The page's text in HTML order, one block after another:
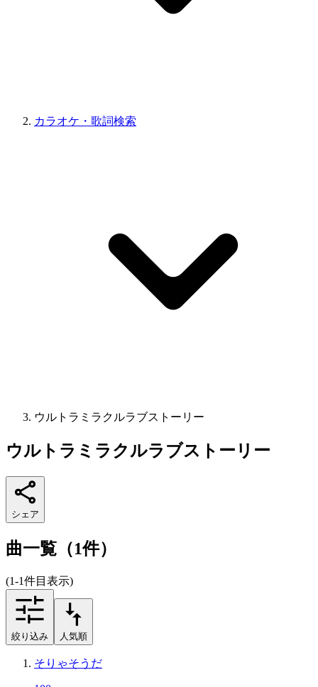
カラオケ・歌詞検索
ウルトラミラクルラブストーリー
ウルトラミラクルラブストーリー
シェア
曲一覧（1件）
(1-1件目表示)
絞り込み 人気順
そりゃそうだ